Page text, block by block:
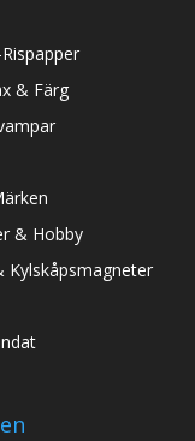
& Färg
& Hobby
Kylskåpsmagneter